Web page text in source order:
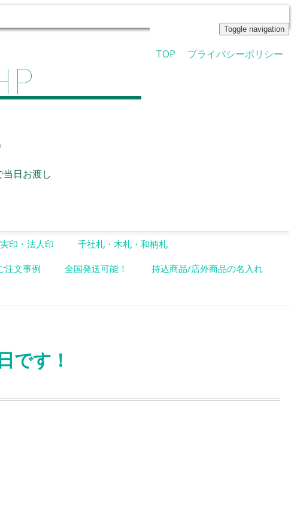
Toggle navigation
プライバシーポリシー
TOP
オHP
日お渡し
印・法人印 千社札・木札・和柄札
注文事例 全国発送可能！ 持込商品/店外商品の名入れ
です！